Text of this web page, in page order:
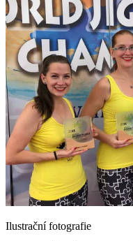
Ilustrační fotografie